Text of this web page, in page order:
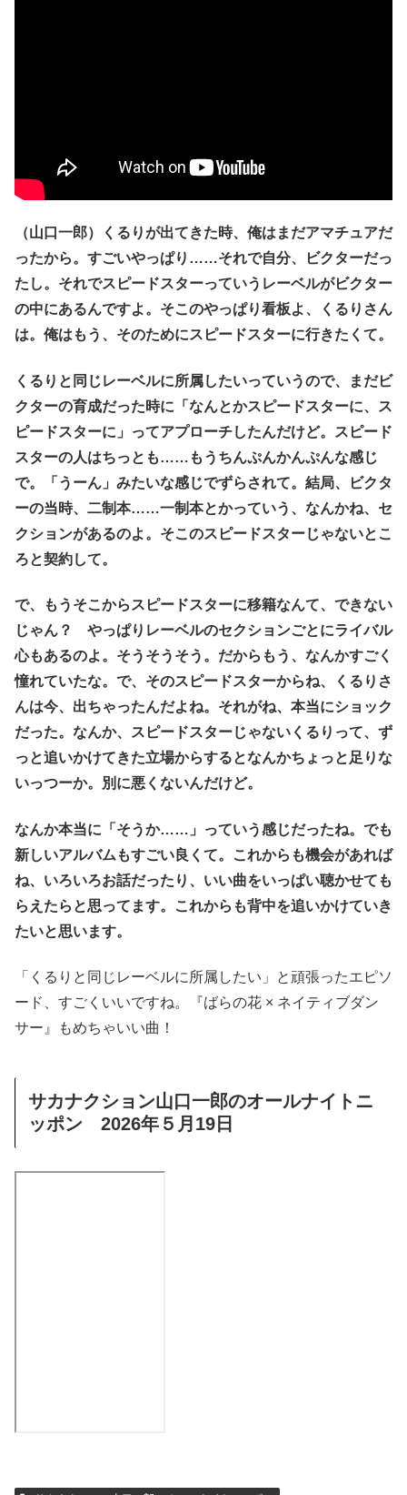
（山口一郎）くるりが出てきた時、俺はまだアマチュアだ
ったから。すごいやっぱり……それで自分、ビクターだっ
たし。それでスピードスターっていうレーベルがビクター
の中にあるんですよ。そこのやっぱり看板よ、くるりさん
は。俺はもう、そのためにスピードスターに行きたくて。
くるりと同じレーベルに所属したいっていうので、まだビ
クターの育成だった時に「なんとかスピードスターに、ス
ピードスターに」ってアプローチしたんだけど。スピード
スターの人はちっとも……もうちんぷんかんぷんな感じ
で。「うーん」みたいな感じでずらされて。結局、ビクタ
ーの当時、二制本……一制本とかっていう、なんかね、セ
クションがあるのよ。そこのスピードスターじゃないとこ
ろと契約して。
で、もうそこからスピードスターに移籍なんて、できない
じゃん？ やっぱりレーベルのセクションごとにライバル
心もあるのよ。そうそうそう。だからもう、なんかすごく
憧れていたな。で、そのスピードスターからね、くるりさ
んは今、出ちゃったんだよね。それがね、本当にショック
だった。なんか、スピードスターじゃないくるりって、ず
っと追いかけてきた立場からするとなんかちょっと足りな
いっつーか。別に悪くないんだけど。
なんか本当に「そうか……」っていう感じだったね。でも
新しいアルバムもすごい良くて。これからも機会があれば
ね、いろいろお話だったり、いい曲をいっぱい聴かせても
らえたらと思ってます。これからも背中を追いかけていき
たいと思います。
「くるりと同じレーベルに所属したい」と頑張ったエピソ
ード、すごくいいですね。『ばらの花 × ネイティブダン
サー』もめちゃいい曲！
サカナクション山口一郎のオールナイトニ
ッポン 2026年５月19日